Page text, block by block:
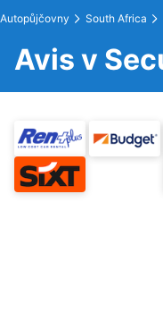
Autopůjčovny South Africa
Avis v